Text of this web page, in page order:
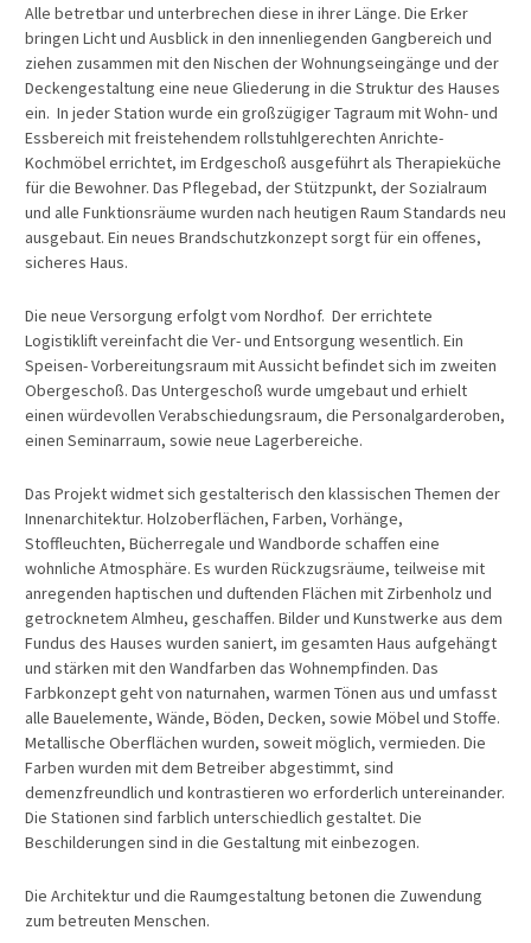
Alle betretbar und unterbrechen diese in ihrer Länge. Die Erker
bringen Licht und Ausblick in den innenliegenden Gangbereich und
ziehen zusammen mit den Nischen der Wohnungseingänge und der
Deckengestaltung eine neue Gliederung in die Struktur des Hauses
ein. In jeder Station wurde ein großzügiger Tagraum mit Wohn- und
Essbereich mit freistehendem rollstuhlgerechten Anrichte-
Kochmöbel errichtet, im Erdgeschoß ausgeführt als Therapieküche
für die Bewohner. Das Pflegebad, der Stützpunkt, der Sozialraum
und alle Funktionsräume wurden nach heutigen Raum Standards neu
ausgebaut. Ein neues Brandschutzkonzept sorgt für ein offenes,
sicheres Haus.
Die neue Versorgung erfolgt vom Nordhof. Der errichtete
Logistiklift vereinfacht die Ver- und Entsorgung wesentlich. Ein
Speisen- Vorbereitungsraum mit Aussicht befindet sich im zweiten
Obergeschoß. Das Untergeschoß wurde umgebaut und erhielt
einen würdevollen Verabschiedungsraum, die Personalgarderoben,
einen Seminarraum, sowie neue Lagerbereiche.
Das Projekt widmet sich gestalterisch den klassischen Themen der
Innenarchitektur. Holzoberflächen, Farben, Vorhänge,
Stoffleuchten, Bücherregale und Wandborde schaffen eine
wohnliche Atmosphäre. Es wurden Rückzugsräume, teilweise mit
anregenden haptischen und duftenden Flächen mit Zirbenholz und
getrocknetem Almheu, geschaffen. Bilder und Kunstwerke aus dem
Fundus des Hauses wurden saniert, im gesamten Haus aufgehängt
und stärken mit den Wandfarben das Wohnempfinden. Das
Farbkonzept geht von naturnahen, warmen Tönen aus und umfasst
alle Bauelemente, Wände, Böden, Decken, sowie Möbel und Stoffe.
Metallische Oberflächen wurden, soweit möglich, vermieden. Die
Farben wurden mit dem Betreiber abgestimmt, sind
demenzfreundlich und kontrastieren wo erforderlich untereinander.
Die Stationen sind farblich unterschiedlich gestaltet. Die
Beschilderungen sind in die Gestaltung mit einbezogen.
Die Architektur und die Raumgestaltung betonen die Zuwendung
zum betreuten Menschen.